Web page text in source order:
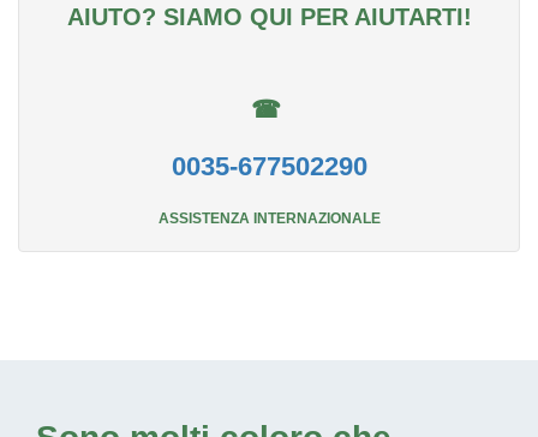
AIUTO? SIAMO QUI PER AIUTARTI!
☎
0035-677502290
ASSISTENZA INTERNAZIONALE